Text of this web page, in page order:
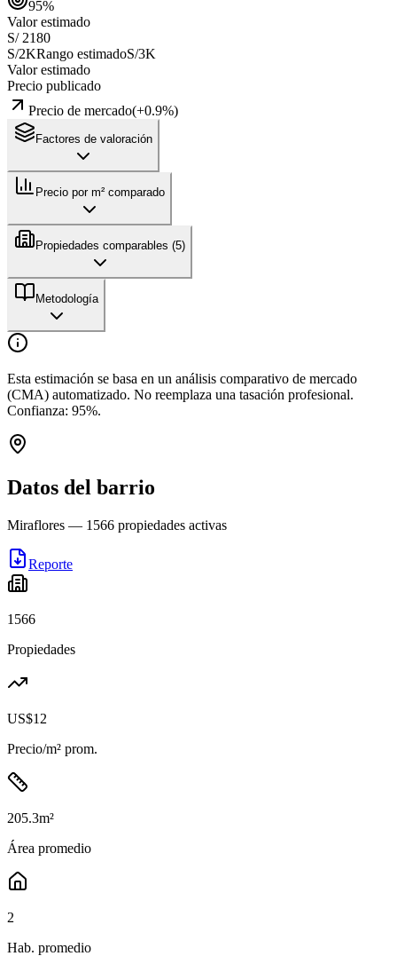
95%
Valor estimado
S/ 2180
S/2KRango estimadoS/3K
Valor estimado
Precio publicado
Precio de mercado(+0.9%)
Factores de valoración
Precio por m² comparado
Propiedades comparables (5)
Metodología
Esta estimación se basa en un análisis comparativo de mercado
(CMA) automatizado. No reemplaza una tasación profesional.
Confianza: 95%.
Datos del barrio
Miraflores — 1566 propiedades activas
Reporte
1566
Propiedades
US$12
Precio/m² prom.
205.3m²
Área promedio
2
Hab. promedio